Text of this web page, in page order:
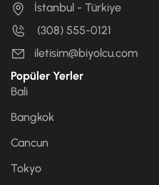
İstanbul - Türkiye
(308) 555-0121
iletisim@biyolcu.com
Popüler Yerler
Bali
Bangkok
Cancun
Tokyo